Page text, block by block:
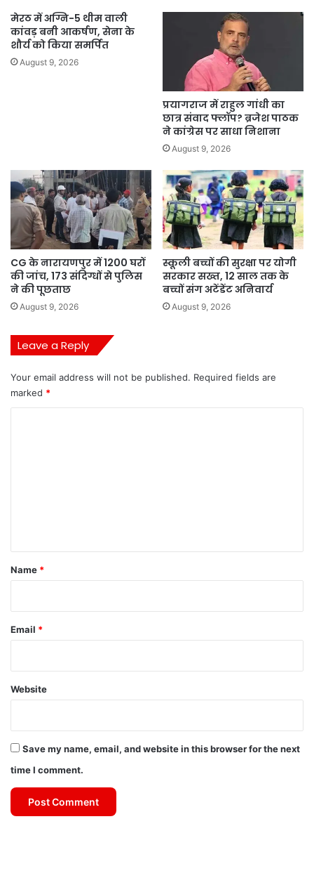
मेरठ में अग्नि-5 थीम वाली
कांवड़ बनी आकर्षण, सेना के
शौर्य को किया समर्पित
August 9, 2026
प्रयागराज में राहुल गांधी का
छात्र संवाद फ्लॉप? ब्रजेश पाठक
ने कांग्रेस पर साधा निशाना
August 9, 2026
CG के नारायणपुर में 1200 घरों
की जांच, 173 संदिग्धों से पुलिस
ने की पूछताछ
August 9, 2026
स्कूली बच्चों की सुरक्षा पर योगी
सरकार सख्त, 12 साल तक के
बच्चों संग अटेंडेंट अनिवार्य
August 9, 2026
Leave a Reply
Your email address will not be published. Required fields are
marked *
*
Name *
Email *
Website
Save my name, email, and website in this browser for the next
time I comment.